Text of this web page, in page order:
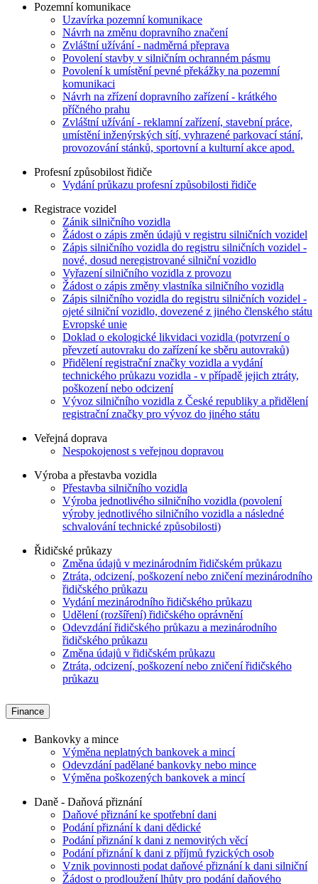
Pozemní komunikace
Uzavírka pozemní komunikace
Návrh na změnu dopravního značení
Zvláštní užívání - nadměrná přeprava
Povolení stavby v silničním ochranném pásmu
Povolení k umístění pevné překážky na pozemní
komunikaci
Návrh na zřízení dopravního zařízení - krátkého
příčného prahu
Zvláštní užívání - reklamní zařízení, stavební práce,
umístění inženýrských sítí, vyhrazené parkovací stání,
provozování stánků, sportovní a kulturní akce apod.
Profesní způsobilost řidiče
Vydání průkazu profesní způsobilosti řidiče
Registrace vozidel
Zánik silničního vozidla
Žádost o zápis změn údajů v registru silničních vozidel
Zápis silničního vozidla do registru silničních vozidel -
nové, dosud neregistrované silniční vozidlo
Vyřazení silničního vozidla z provozu
Žádost o zápis změny vlastníka silničního vozidla
Zápis silničního vozidla do registru silničních vozidel -
ojeté silniční vozidlo, dovezené z jiného členského státu
Evropské unie
Doklad o ekologické likvidaci vozidla (potvrzení o
převzetí autovraku do zařízení ke sběru autovraků)
Přidělení registrační značky vozidla a vydání
technického průkazu vozidla - v případě jejich ztráty,
poškození nebo odcizení
Vývoz silničního vozidla z České republiky a přidělení
registrační značky pro vývoz do jiného státu
Veřejná doprava
Nespokojenost s veřejnou dopravou
Výroba a přestavba vozidla
Přestavba silničního vozidla
Výroba jednotlivého silničního vozidla (povolení
výroby jednotlivého silničního vozidla a následné
schvalování technické způsobilosti)
Řidičské průkazy
Změna údajů v mezinárodním řidičském průkazu
Ztráta, odcizení, poškození nebo zničení mezinárodního
řidičského průkazu
Vydání mezinárodního řidičského průkazu
Udělení (rozšíření) řidičského oprávnění
Odevzdání řidičského průkazu a mezinárodního
řidičského průkazu
Změna údajů v řidičském průkazu
Ztráta, odcizení, poškození nebo zničení řidičského
průkazu
Finance
Bankovky a mince
Výměna neplatných bankovek a mincí
Odevzdání padělané bankovky nebo mince
Výměna poškozených bankovek a mincí
Daně - Daňová přiznání
Daňové přiznání ke spotřební dani
Podání přiznání k dani dědické
Podání přiznání k dani z nemovitých věcí
Podání přiznání k dani z příjmů fyzických osob
Vznik povinnosti podat daňové přiznání k dani silniční
Žádost o prodloužení lhůty pro podání daňového